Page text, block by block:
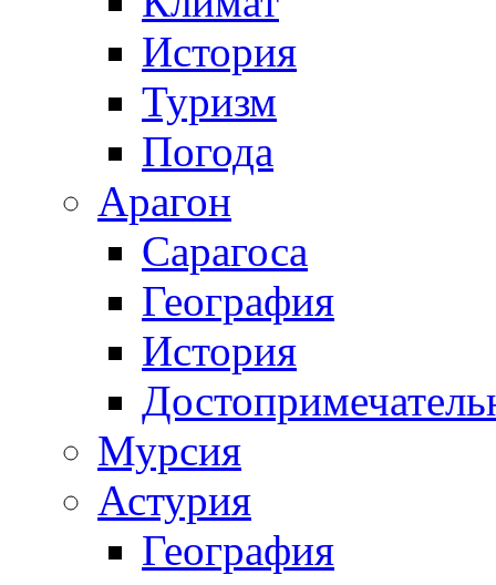
История
Туризм
Погода
Арагон
Сарагоса
География
История
Мурсия
Астурия
География